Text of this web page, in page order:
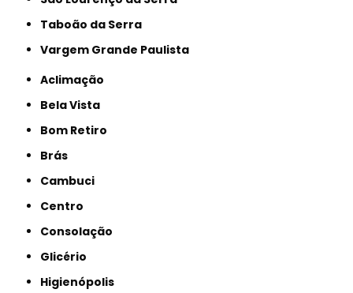
Taboão da Serra
Vargem Grande Paulista
Aclimação
Bela Vista
Bom Retiro
Brás
Cambuci
Centro
Consolação
Glicério
Higienópolis